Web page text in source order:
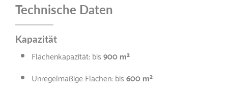
Technische Daten
Kapazität
Flächenkapazität: bis900 m²
Unregelmäßige Flächen: bis600 m²